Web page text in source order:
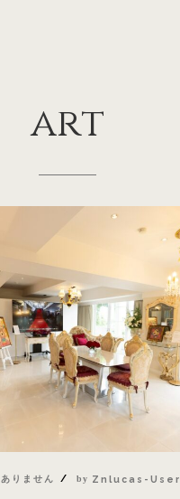
art
りません by Znlucas-User